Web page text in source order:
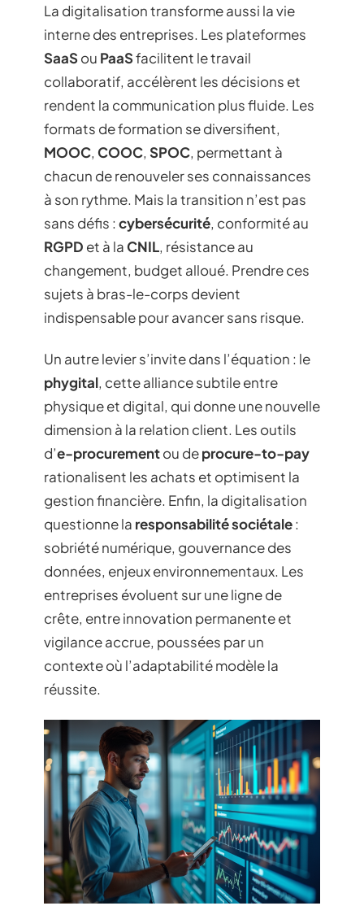
La digitalisation transforme aussi la vie
interne des entreprises. Les plateformes
SaaSou PaaSfacilitent le travail
collaboratif, accélèrent les décisions et
rendent la communication plus fluide. Les
formats de formation se diversifient,
MOOC, COOC, SPOC, permettant à
chacun de renouveler ses connaissances
à son rythme. Mais la transition n’est pas
sans défis : cybersécurité, conformité au
RGPD et à laCNIL, résistance au
changement, budget alloué. Prendre ces
sujets à bras-le-corps devient
indispensable pour avancer sans risque.
Un autre levier s’invite dans l’équation : le
phygital, cette alliance subtile entre
physique et digital, qui donne une nouvelle
dimension à la relation client. Les outils
d’e-procurementou deprocure-to-pay
rationalisent les achats et optimisent la
gestion financière. Enfin, la digitalisation
questionne la responsabilité sociétale:
sobriété numérique, gouvernance des
données, enjeux environnementaux. Les
entreprises évoluent sur une ligne de
crête, entre innovation permanente et
vigilance accrue, poussées par un
contexte où l’adaptabilité modèle la
réussite.